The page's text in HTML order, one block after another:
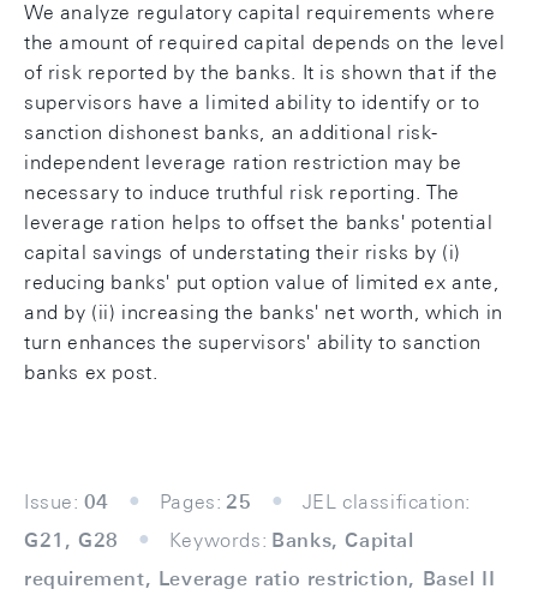
We analyze regulatory capital requirements where
the amount of required capital depends on the level
of risk reported by the banks. It is shown that if the
supervisors have a limited ability to identify or to
sanction dishonest banks, an additional risk-
independent leverage ration restriction may be
necessary to induce truthful risk reporting. The
leverage ration helps to offset the banks' potential
capital savings of understating their risks by (i)
reducing banks' put option value of limited ex ante,
and by (ii) increasing the banks' net worth, which in
turn enhances the supervisors' ability to sanction
banks ex post.
Issue: 04 Pages: 25
JEL classification:
G21, G28
Keywords: Banks, Capital
requirement, Leverage ratio restriction, Basel II